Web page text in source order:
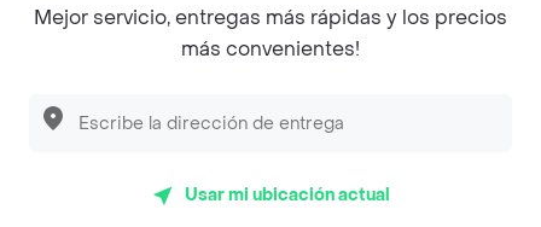
Facebook
Twitter
Instagram
©2026Rappi Inc. All rights reserved.
Mejor servicio, entregas más rápidas y los precios
más convenientes!
Usar mi ubicación actual